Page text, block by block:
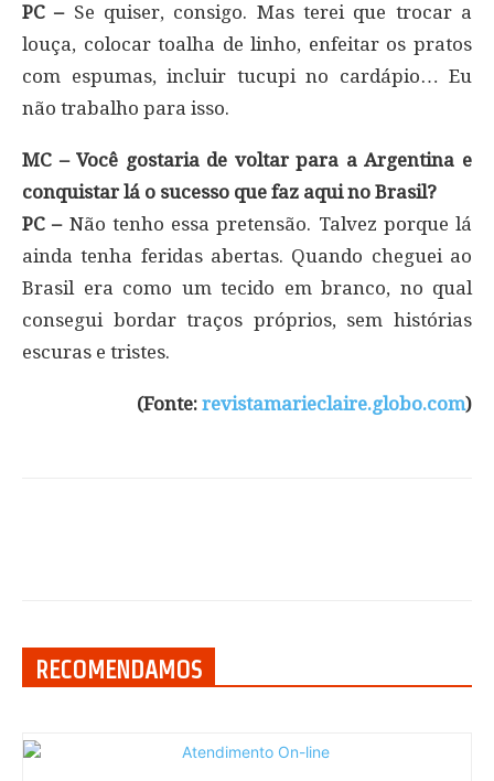
PC – Se quiser, consigo. Mas terei que trocar a
louça, colocar toalha de linho, enfeitar os pratos
com espumas, incluir tucupi no cardápio… Eu
não trabalho para isso.
MC – Você gostaria de voltar para a Argentina e
conquistar lá o sucesso que faz aqui no Brasil?
PC –Não tenho essa pretensão. Talvez porque lá
ainda tenha feridas abertas. Quando cheguei ao
Brasil era como um tecido em branco, no qual
consegui bordar traços próprios, sem histórias
escuras e tristes.
(Fonte: revistamarieclaire.globo.com)
RECOMENDAMOS